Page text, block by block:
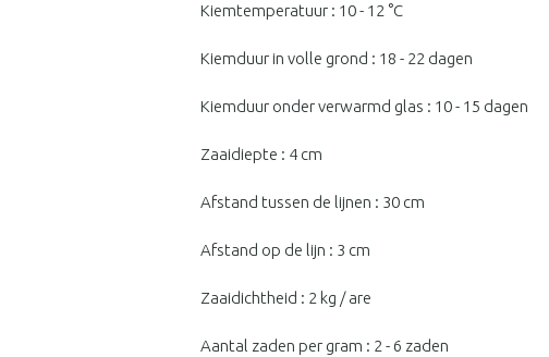
Kiemtemperatuur : 10 - 12 °C
Kiemduur in volle grond : 18 - 22 dagen
Kiemduur onder verwarmd glas : 10 - 15 dagen
Zaaidiepte : 4 cm
Afstand tussen de lijnen : 30 cm
Afstand op de lijn : 3 cm
Zaaidichtheid : 2 kg / are
Aantal zaden per gram : 2 - 6 zaden